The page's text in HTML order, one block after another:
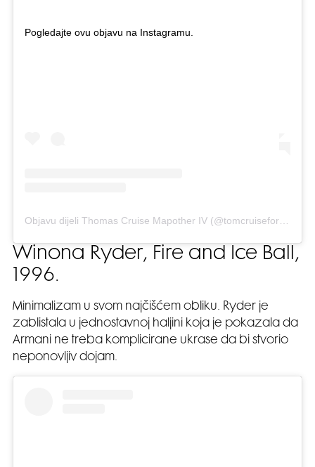
Pogledajte ovu objavu na Instagramu.
Winona Ryder, Fire and Ice Ball,
1996.
Minimalizam u svom najčišćem obliku. Ryder je
zablistala u jednostavnoj haljini koja je pokazala da
Armani ne treba komplicirane ukrase da bi stvorio
neponovljiv dojam.